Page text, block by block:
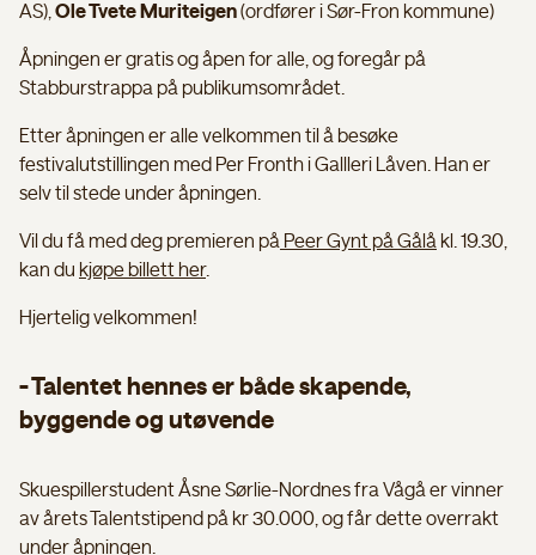
AS), Ole Tvete Muriteigen(ordfører i Sør-Fron kommune)
Åpningen er gratis og åpen for alle, og foregår på
Stabburstrappa på publikumsområdet.
Etter åpningen er alle velkommen til å besøke
festivalutstillingen med Per Fronth i Gallleri Låven. Han er
selv til stede under åpningen.
Vil du få med deg premieren på Peer Gynt på Gålå kl. 19.30,
kan du kjøpe billett her.
Hjertelig velkommen!
- Talentet hennes er både skapende,
byggende og utøvende
Skuespillerstudent Åsne Sørlie-Nordnes fra Vågå er vinner
av årets Talentstipend på kr 30.000, og får dette overrakt
under åpningen.